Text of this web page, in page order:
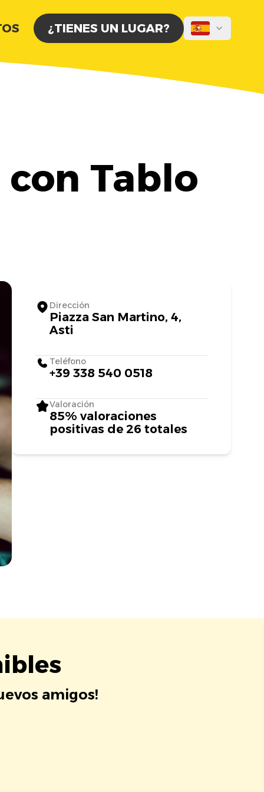
¿TIENES UN LUGAR?
con Tablo
Dirección
Piazza San Martino, 4,
Asti
Teléfono
+39 338 540 0518
Valoración
85% valoraciones
positivas de 26 totales
amigos!